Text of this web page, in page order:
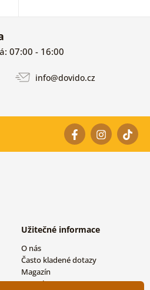
07:00 - 16:00
info@dovido.cz
Užitečné informace
O nás
Často kladené dotazy
Magazín
Kontakty